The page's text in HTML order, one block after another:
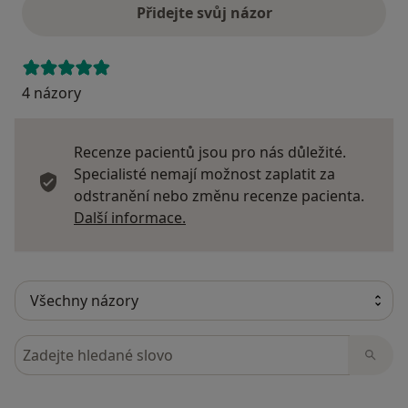
Přidejte svůj názor
4 názory
Recenze pacientů jsou pro nás důležité.
Specialisté nemají možnost zaplatit za
odstranění nebo změnu recenze pacienta.
Další informace.
Hledejte v názorech